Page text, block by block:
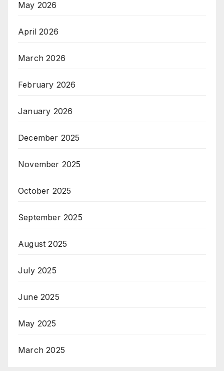
May 2026
April 2026
March 2026
February 2026
January 2026
December 2025
November 2025
October 2025
September 2025
August 2025
July 2025
June 2025
May 2025
March 2025